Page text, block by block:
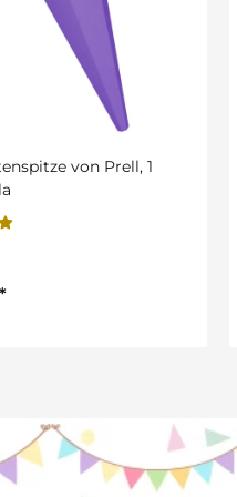
aus 3D
blau, h: 68 cm